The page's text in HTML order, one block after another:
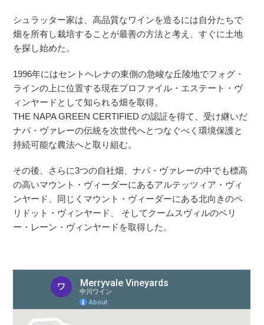
シュラッター家は、高品質なワインを造るには自分たちで
畑を所有し栽培することが最善の方法と考え、すぐに土地
を探し始めた。
1996年にはセントヘレナの東側の急峻な丘陵地でフォグ・
ラインの上に位置する現在プロファイル・エステート・ヴ
ィンヤードとして知られる畑を取得。
THE NAPA GREEN CERTIFIED の認証を得て、受け継いだ
ナパ・ヴァレーの伝統を次世代へとつなぐべく環境保護と
持続可能な農法へと取り組む。
その後、さらに3つの自社畑、ナパ・ヴァレーの中でも標高
の高いマウント・ヴィーダーにあるアルテッツィア・ヴィ
ンヤード、同じくマウント・ヴィーダーにある北向きのペ
リドット・ヴィンヤード、 そしてクームスヴィルのベリ
ー・レーン・ヴィンヤードを取得した。